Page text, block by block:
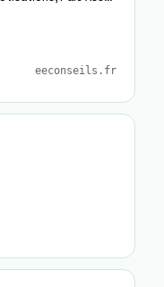
eeconseils.fr